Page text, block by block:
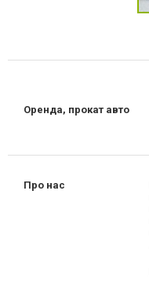
Оренда, прокат авто
Про нас